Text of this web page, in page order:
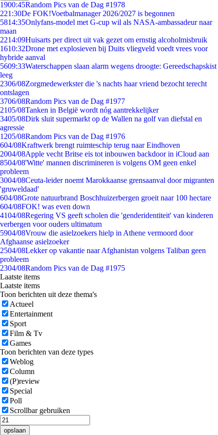
1900:45Random Pics van de Dag #1978
221:30De FOK!Voetbalmanager 2026/2027 is begonnen
5814:35Onlyfans-model met G-cup wil als NASA-ambassadeur naar
maan
2214:09Huisarts per direct uit vak gezet om ernstig alcoholmisbruik
1610:32Drone met explosieven bij Duits vliegveld voedt vrees voor
hybride aanval
5609:33Waterschappen slaan alarm wegens droogte: Gereedschapskist
leeg
2306/08Zorgmedewerkster die 's nachts haar vriend bezocht terecht
ontslagen
3706/08Random Pics van de Dag #1977
2105/08Tanken in België wordt nóg aantrekkelijker
3405/08Dirk sluit supermarkt op de Wallen na golf van diefstal en
agressie
1205/08Random Pics van de Dag #1976
604/08Kraftwerk brengt ruimteschip terug naar Eindhoven
2004/08Apple vecht Britse eis tot inbouwen backdoor in iCloud aan
8504/08'Witte' mannen discrimineren is volgens OM geen enkel
probleem
3004/08Ceuta-leider noemt Marokkaanse grensaanval door migranten
'gruweldaad'
604/08Grote natuurbrand Boschhuizerbergen groeit naar 100 hectare
604/08FOK! was even down
4104/08Regering VS geeft scholen die 'genderidentiteit' van kinderen
verbergen voor ouders ultimatum
5904/08Vrouw die asielzoekers hielp in Athene vermoord door
Afghaanse asielzoeker
2504/08Lekker op vakantie naar Afghanistan volgens Taliban geen
probleem
2304/08Random Pics van de Dag #1975
Laatste items
Laatste items
Toon berichten uit deze thema's
Actueel
Entertainment
Sport
Film & Tv
Games
Toon berichten van deze types
Weblog
Column
(P)review
Special
Poll
Scrollbar gebruiken
opslaan